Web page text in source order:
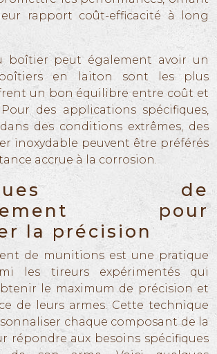
rapport coût-efficacité à long
boîtier peut également avoir un
en laiton sont les plus
un bon équilibre entre coût et
des applications spécifiques,
des conditions extrêmes, des
inoxydable peuvent être préférés
accrue à la corrosion.
de
pour
la précision
de munitions est une pratique
les tireurs expérimentés qui
le maximum de précision et
de leurs armes. Cette technique
chaque composant de la
répondre aux besoins spécifiques